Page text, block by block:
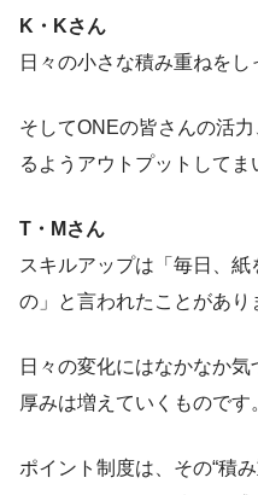
K・Kさん
日々の小さな積み重ねをし
そしてONEの皆さんの活
るようアウトプットしてま
T・Mさん
スキルアップは「毎日、
の」と言われたことがあり
日々の変化にはなかなか
厚みは増えていくものです
ポイント制度は、その“積